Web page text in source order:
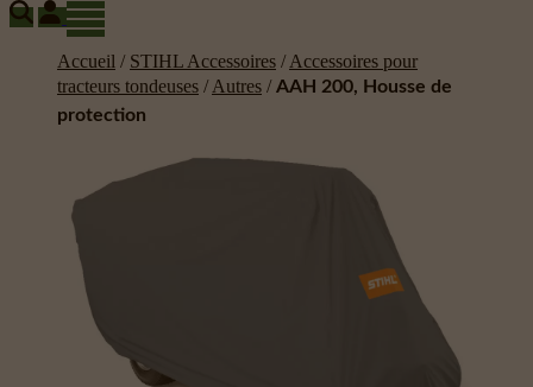
Accueil / STIHL Accessoires / Accessoires pour
tracteurs tondeuses / Autres / AAH 200, Housse de
protection